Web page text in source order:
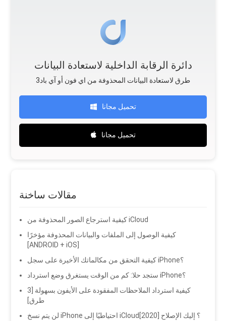
دائرة الرقابة الداخلية لاستعادة البيانات
طرق لاستعادة البيانات المحذوفة من اي فون أو آي باد3
تحميل مجانا
تحميل مجانا
مقالات ساخنة
كيفية استرجاع الصور المحذوفة من iCloud
كيفية الوصول إلى الملفات والبيانات المحذوفة مؤخرًا
[ANDROID + iOS]
كيفية التحقق من مكالماتك الأخيرة على سجل iPhone؟
ستجد حلا: كم من الوقت يستغرق وضع استرداد iPhone؟
كيفية استرداد الملاحظات المفقودة على الأيفون بسهولة [3
طرق]
لن يتم نسخ iPhone احتياطيًا إلى iCloud؟ إليك الإصلاح [2020]